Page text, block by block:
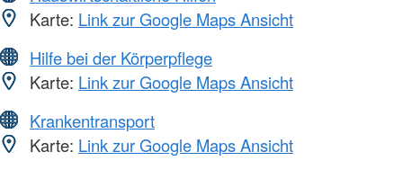
Karte: Link zur Google Maps Ansicht
Hilfe bei der Körperpflege
Karte: Link zur Google Maps Ansicht
Krankentransport
Karte: Link zur Google Maps Ansicht